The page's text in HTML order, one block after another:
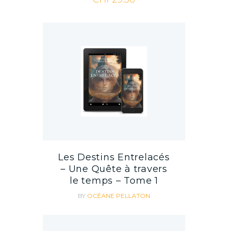
Les Destins Entrelacés
– Une Quête à travers
le temps – Tome 1
BY OCÉANE PELLATON